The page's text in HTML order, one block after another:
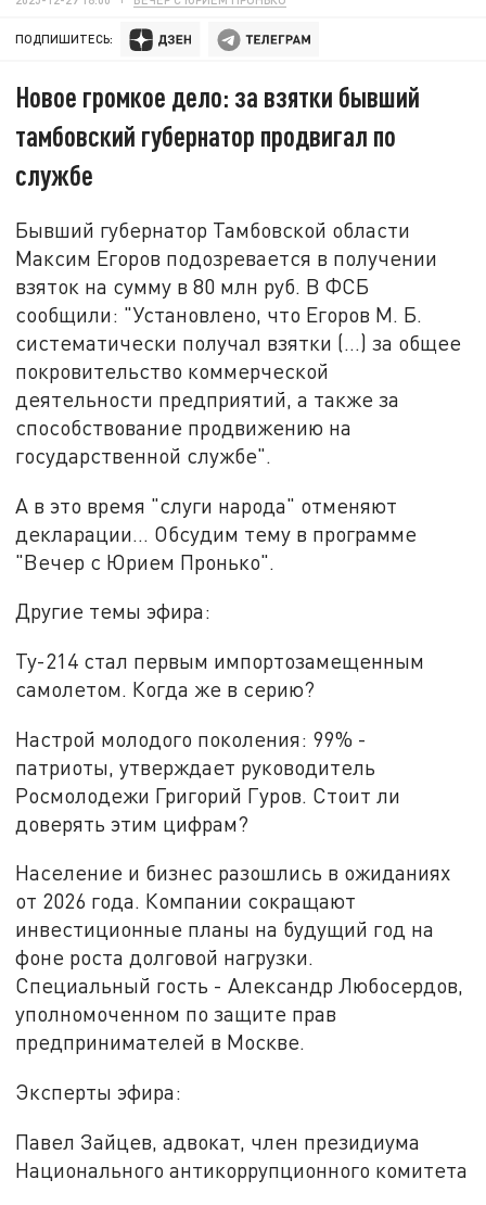
ПОДПИШИТЕСЬ:
Новое громкое дело: за взятки бывший
тамбовский губернатор продвигал по
службе
Бывший губернатор Тамбовской области
Максим Егоров подозревается в получении
взяток на сумму в 80 млн руб. В ФСБ
сообщили: "Установлено, что Егоров М. Б.
систематически получал взятки (…) за общее
покровительство коммерческой
деятельности предприятий, а также за
способствование продвижению на
государственной службе".
А в это время "слуги народа" отменяют
декларации… Обсудим тему в программе
"Вечер с Юрием Пронько".
Другие темы эфира:
Ту-214 стал первым импортозамещенным
самолетом. Когда же в серию?
Настрой молодого поколения: 99% -
патриоты, утверждает руководитель
Росмолодежи Григорий Гуров. Стоит ли
доверять этим цифрам?
Население и бизнес разошлись в ожиданиях
от 2026 года. Компании сокращают
инвестиционные планы на будущий год на
фоне роста долговой нагрузки.
Специальный гость - Александр Любосердов,
уполномоченном по защите прав
предпринимателей в Москве.
Эксперты эфира:
Павел Зайцев, адвокат, член президиума
Национального антикоррупционного комитета